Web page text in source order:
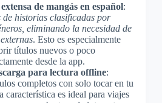
de mangás en español:
de historias clasificadas por
eliminando la necesidad de
. Esto es especialmente
títulos nuevos o poco
desde la app.
para lectura offline:
completos con solo tocar en tu
característica es ideal para viajes